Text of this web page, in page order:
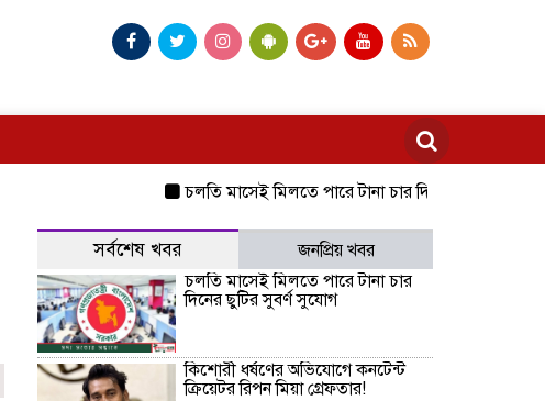
চলতি মাসেই মিলতে পারে টানা চার দিনের ছুটির সুবর্ণ সুযোগ
সর্বশেষ খবর
জনপ্রিয় খবর
চলতি মাসেই মিলতে পারে টানা চার
দিনের ছুটির সুবর্ণ সুযোগ
কিশোরী ধর্ষণের অভিযোগে কনটেন্ট
ক্রিয়েটর রিপন মিয়া গ্রেফতার!